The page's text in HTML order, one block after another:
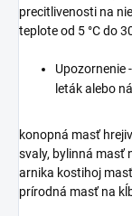
precitlivenosti na
teplote od 5 °C do
Upozornenie
leták alebo
konopná masť
svaly, bylinná masť
arnika kostihoj
prírodná masť na